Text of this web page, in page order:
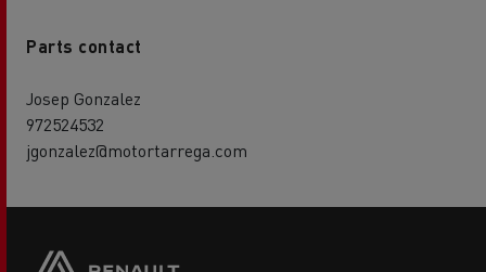
Parts contact
Josep Gonzalez
972524532
jgonzalez@motortarrega.com